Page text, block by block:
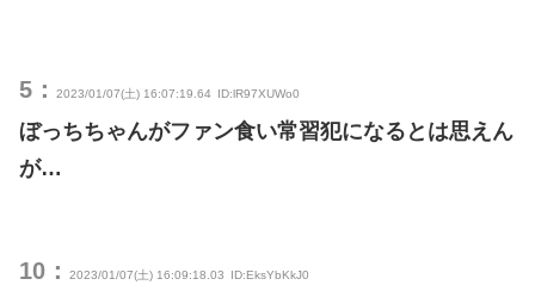
5： 2023/01/07(土) 16:07:19.64 ID:lR97XUWo0
ぼっちちゃんがファン食い常習犯になるとは思えん
が…
10： 2023/01/07(土) 16:09:18.03 ID:EksYbKkJ0